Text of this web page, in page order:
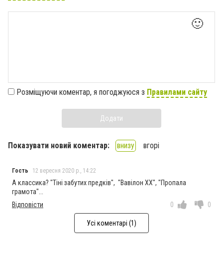
🙂
Розміщуючи коментар, я погоджуюся з Правилами сайту
Додати
Показувати новий коментар: внизу вгорі
Гость 12 вересня 2020 р., 14:22
А классика? "Тіні забутих предків", "Вавілон ХХ", "Пропала
грамота"...
Відповісти
0 0
Усі коментарі (1)